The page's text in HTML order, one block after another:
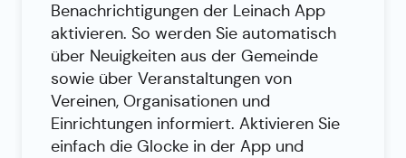
Benachrichtigungen der Leinach App
aktivieren. So werden Sie automatisch
über Neuigkeiten aus der Gemeinde
sowie über Veranstaltungen von
Vereinen, Organisationen und
Einrichtungen informiert. Aktivieren Sie
einfach die Glocke in der App und